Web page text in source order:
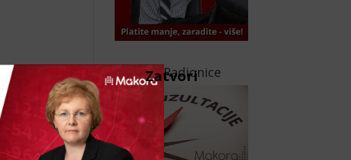
Makora Radionice
Zatvori